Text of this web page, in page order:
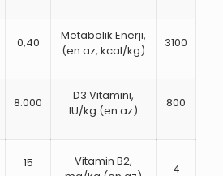
0,40
Metabolik Enerji,
(en az, kcal/kg)
3100
8.000
D3 Vitamini,
IU/kg (en az)
800
15
Vitamin B2,
4